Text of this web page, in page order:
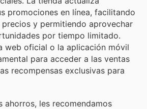
promociones en línea, facilitando
y permitiendo aprovechar
por tiempo limitado.
web oficial o la aplicación móvil
para acceder a las ventas
recompensas exclusivas para
ahorros, les recomendamos